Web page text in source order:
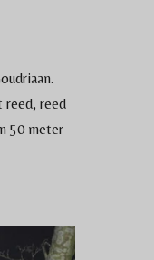
reed, reed
50 meter